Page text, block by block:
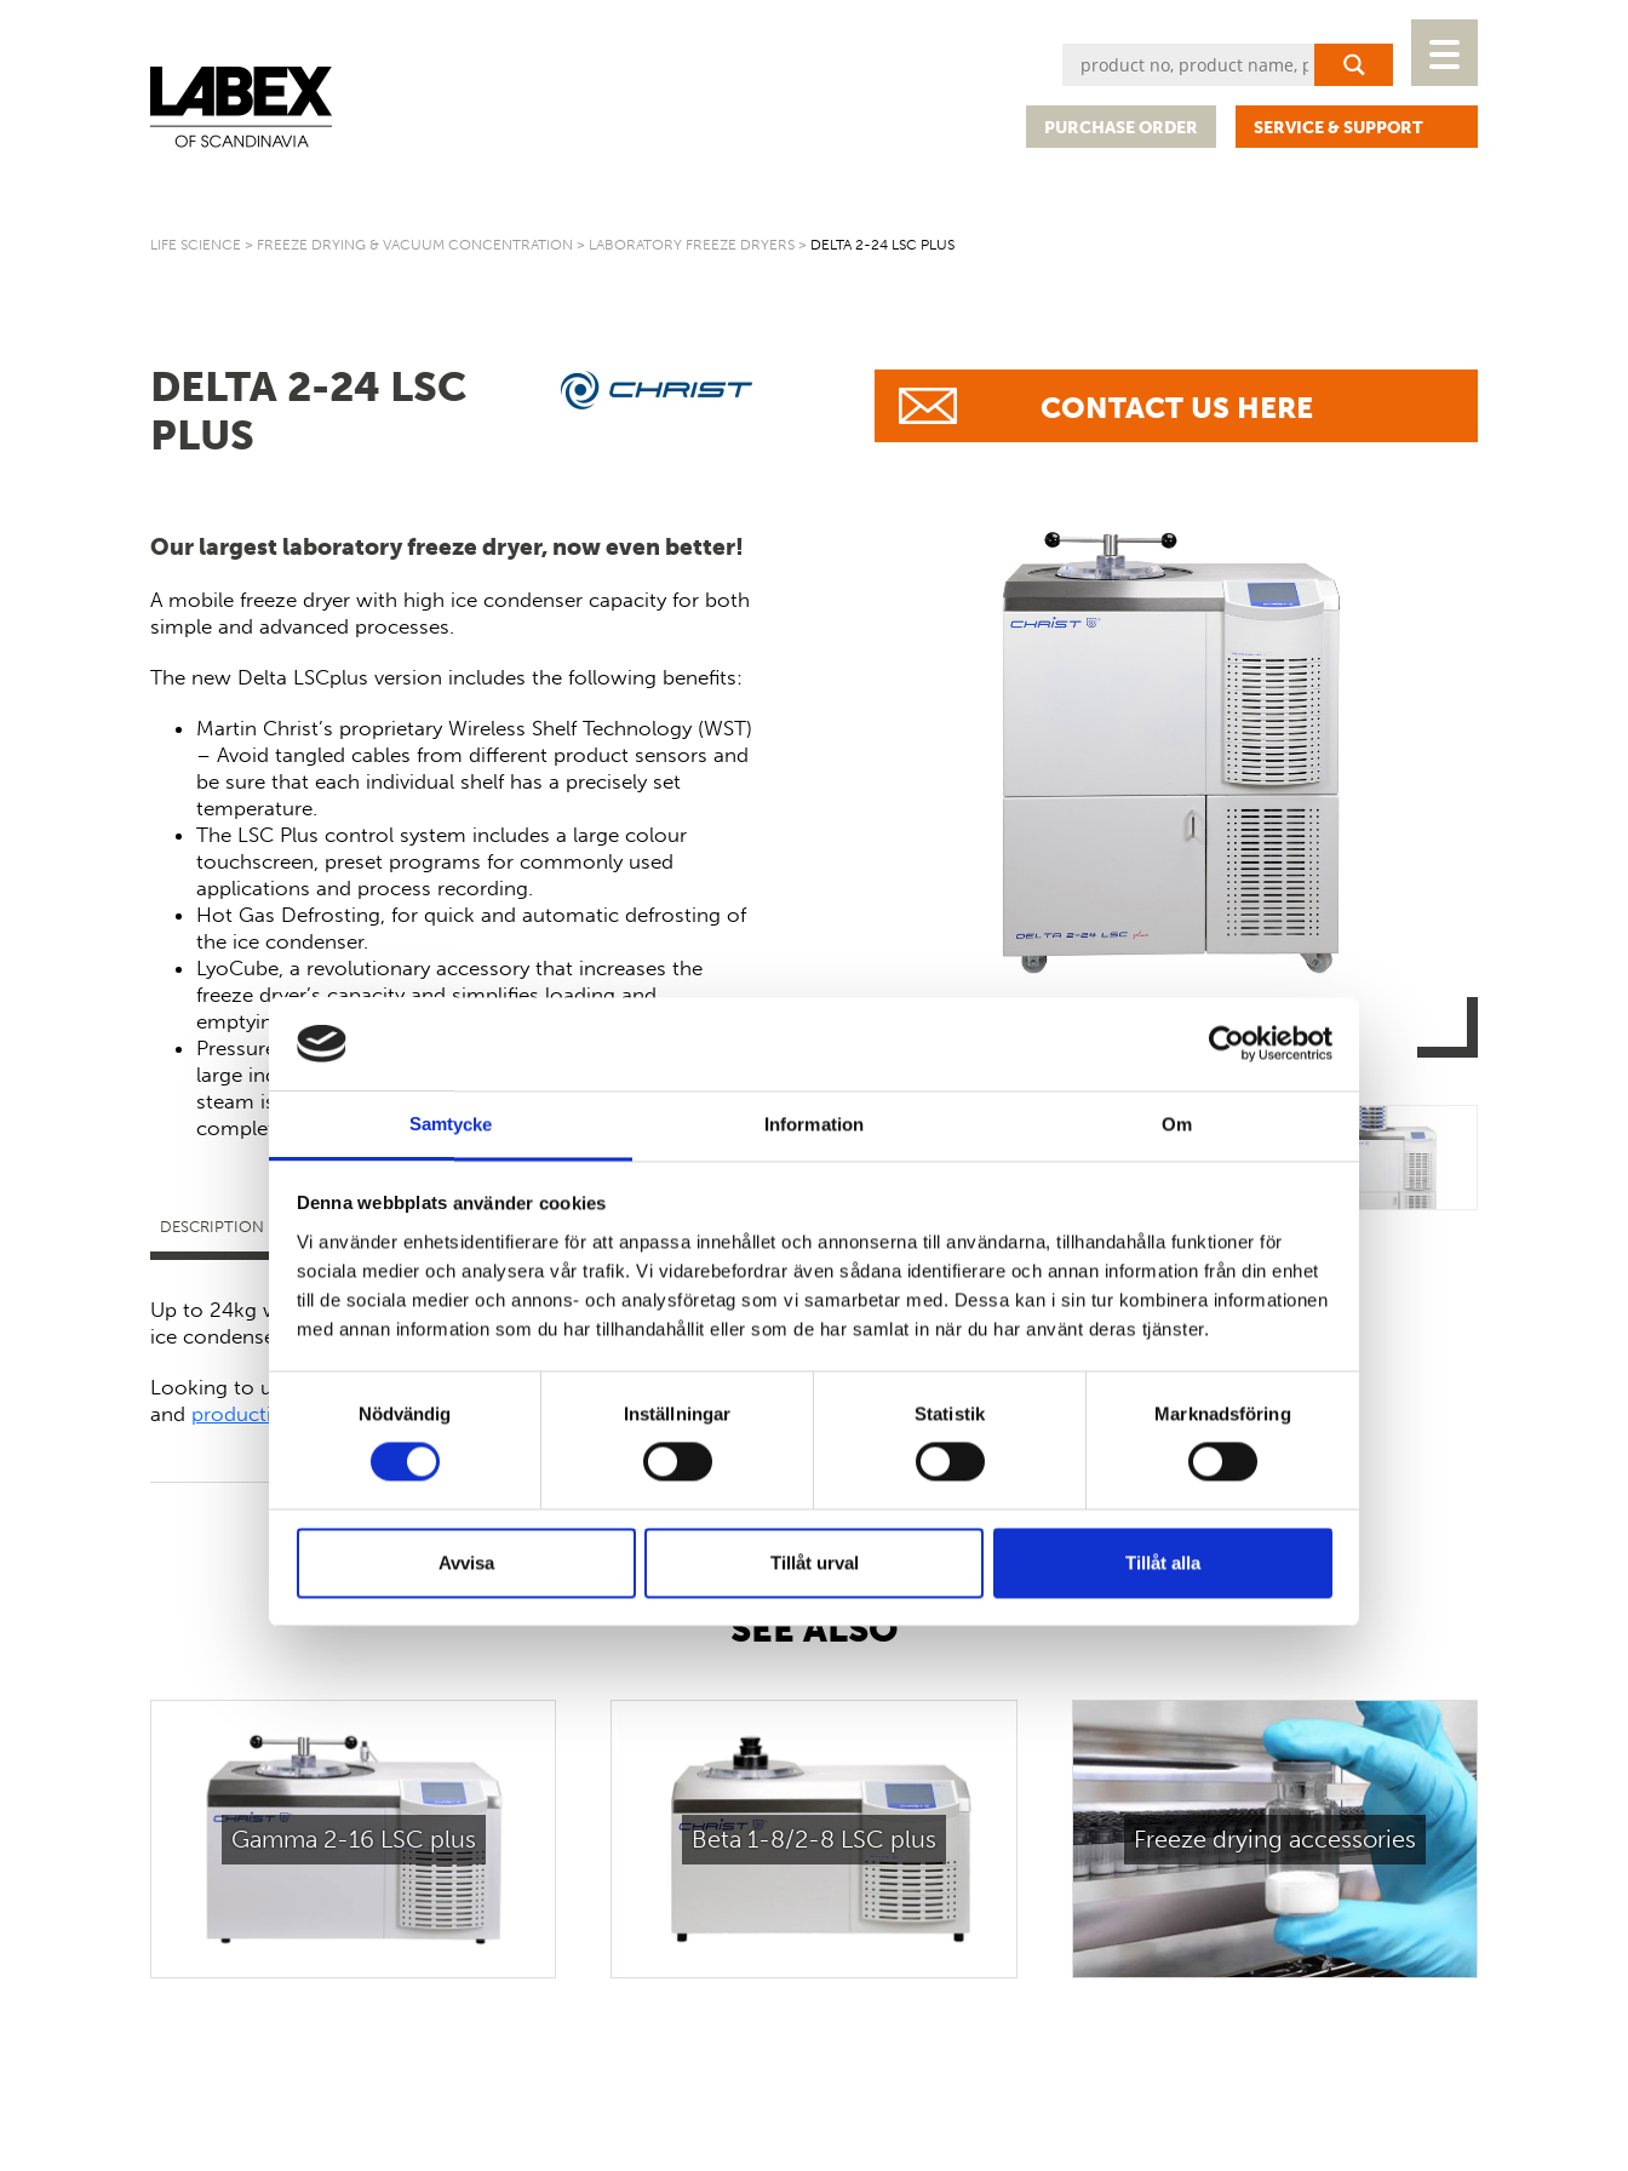
Samtycke Information Om
Denna webbplats använder cookies
Vi använder enhetsidentifierare för att anpassa innehållet och annonserna till användarna, tillhandahålla funktioner för
sociala medier och analysera vår trafik. Vi vidarebefordrar även sådana identifierare och annan information från din enhet
till de sociala medier och annons- och analysföretag som vi samarbetar med. Dessa kan i sin tur kombinera informationen
med annan information som du har tillhandahållit eller som de har samlat in när du har använt deras tjänster.
Nödvändig
Inställningar Statistik Marknadsföring
Avvisa Tillåt urval Tillåt alla
PURCHASE ORDER SERVICE & SUPPORT
LIFE SCIENCE > FREEZE DRYING & VACUUM CONCENTRATION > LABORATORY FREEZE DRYERS > DELTA 2-24 LSC PLUS
DELTA 2-24 LSC
PLUS
Our largest laboratory freeze dryer, now even better!
A mobile freeze dryer with high ice condenser capacity for both
simple and advanced processes.
The new Delta LSCplus version includes the following benefits:
Martin Christ’s proprietary Wireless Shelf Technology (WST)
– Avoid tangled cables from different product sensors and
be sure that each individual shelf has a precisely set
temperature.
The LSC Plus control system includes a large colour
touchscreen, preset programs for commonly used
applications and process recording.
Hot Gas Defrosting, for quick and automatic defrosting of
the ice condenser.
LyoCube, a revolutionary accessory that increases the
freeze dryer’s capacity and simplifies loading and
emptying.
Pressure increase test, a function normally reserved for
large industrial freeze dryers. This indicates how much
steam is in the chamber and thus whether freeze drying is
complete.
DESCRIPTION
Up to 24kg water or solvent handling capacity. Available with
ice condenser temperature -85 degrees.
Looking to upscale your process? Discover our range of
and production freeze-dryers.
CONTACT US HERE
SEE ALSO
Gamma 2-16 LSC plus Beta 1-8/2-8 LSC plus Freeze drying accessories